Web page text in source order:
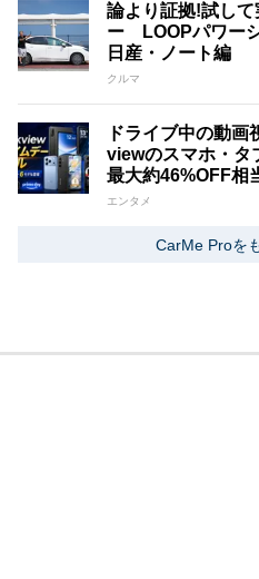
論より証拠!試し
ー LOOPパワーシ
日産・ノート編
クルマ
ドライブ中の動
viewのスマホ・タ
最大約46%OFF相
エンタメ
CarMe Proを